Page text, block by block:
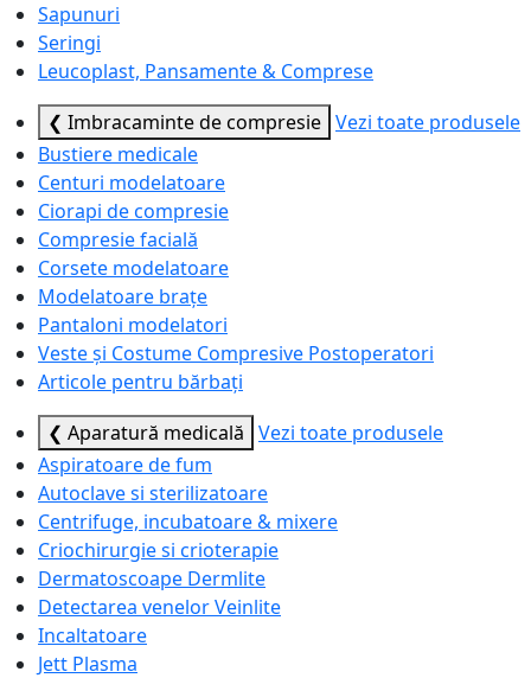
Sapunuri
Seringi
Leucoplast, Pansamente & Comprese
❮ Imbracaminte de compresie Vezi toate produsele
Bustiere medicale
Centuri modelatoare
Ciorapi de compresie
Compresie facială
Corsete modelatoare
Modelatoare brațe
Pantaloni modelatori
Veste și Costume Compresive Postoperatori
Articole pentru bărbați
❮ Aparatură medicală Vezi toate produsele
Aspiratoare de fum
Autoclave si sterilizatoare
Centrifuge, incubatoare & mixere
Criochirurgie si crioterapie
Dermatoscoape Dermlite
Detectarea venelor Veinlite
Incaltatoare
Jett Plasma